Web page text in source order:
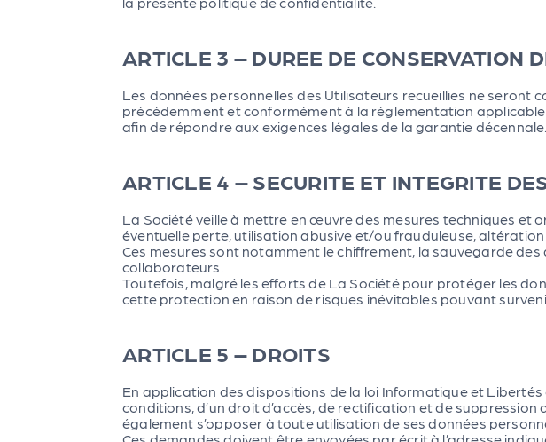
ARTICLE 3 – DUREE DE CONSERVATION
Les données personnelles des Utilisateurs recueillies ne seront
précédemment et conformément à la réglementation
afin de répondre aux exigences légales de la garantie décennale.
ARTICLE 4 – SECURITE ET INTEGRITE
La Société veille à mettre en œuvre des mesures techniques et
éventuelle perte, utilisation abusive et/ou frauduleuse,
Ces mesures sont notamment le chiffrement, la sauvegarde
collaborateurs.
Toutefois, malgré les efforts de La Société pour protéger les
cette protection en raison de risques inévitables pouvant
ARTICLE 5 – DROITS
En application des dispositions de la loi Informatique et
conditions, d’un droit d’accès, de rectification et de
également s’opposer à toute utilisation de ses données